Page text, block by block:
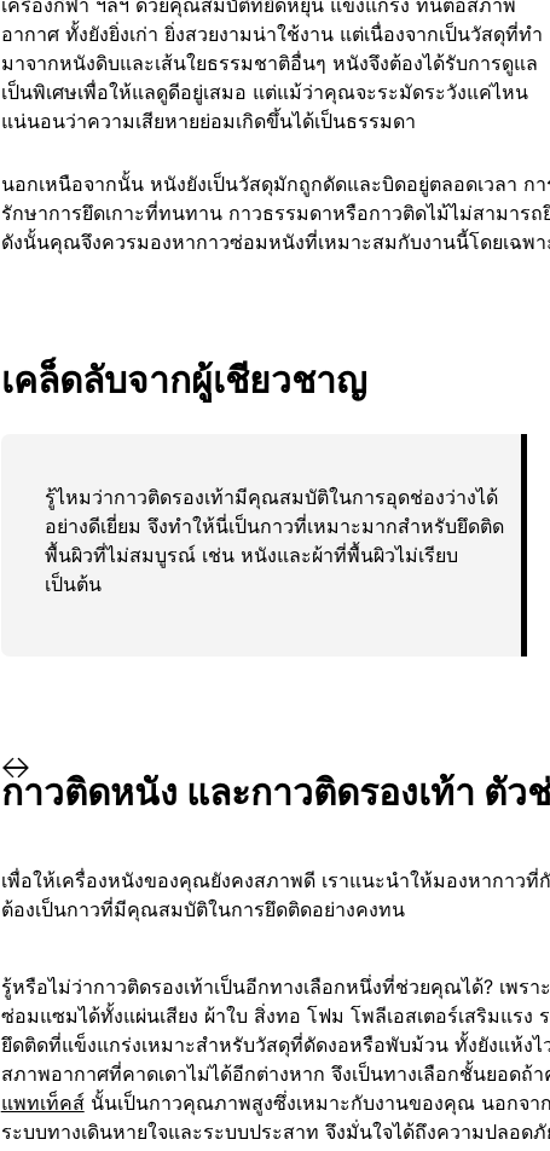
เครื่องกีฬา ฯลฯ ด้วยคุณสมบัติที่ยืดหยุ่น แข็งแกร่ง ทนต่อสภาพ
อากาศ ทั้งยังยิ่งเก่า ยิ่งสวยงามน่าใช้งาน แต่เนื่องจากเป็นวัสดุที่ทำ
มาจากหนังดิบและเส้นใยธรรมชาติอื่นๆ หนังจึงต้องได้รับการดูแล
เป็นพิเศษเพื่อให้แลดูดีอยู่เสมอ แต่แม้ว่าคุณจะระมัดระวังแค่ไหน
แน่นอนว่าความเสียหายย่อมเกิดขึ้นได้เป็นธรรมดา
นอกเหนือจากนั้น หนังยังเป็นวัสดุมักถูกดัดและบิดอยู่ตลอดเวลา
รักษาการยึดเกาะที่ทนทาน กาวธรรมดาหรือกาวติดไม้ไม่สามาร
ดังนั้นคุณจึงควรมองหากาวซ่อมหนังที่เหมาะสมกับงานนี้โดยเฉพา
เคล็ดลับจากผู้เชียวชาญ
รู้ไหมว่ากาวติดรองเท้ามีคุณสมบัติในการอุดช่องว่างได้
อย่างดีเยี่ยม จึงทำให้นี่เป็นกาวที่เหมาะมากสำหรับยึดติด
พื้นผิวที่ไม่สมบูรณ์ เช่น หนังและผ้าที่พื้นผิวไม่เรียบ
เป็นต้น
กาวติดหนัง และกาวติดรองเท้า ตัว
เพื่อให้เครื่องหนังของคุณยังคงสภาพดี เราแนะนำให้มองหากา
ต้องเป็นกาวที่มีคุณสมบัติในการยึดติดอย่างคงทน
รู้หรือไม่ว่ากาวติดรองเท้าเป็นอีกทางเลือกหนึ่งที่ช่วยคุณได้? เพร
ซ่อมแซมได้ทั้งแผ่นเสียง ผ้าใบ สิ่งทอ โฟม โพลีเอสเตอร์เสริมแรง
ยึดติดที่แข็งแกร่งเหมาะสำหรับวัสดุที่ดัดงอหรือพับม้วน ทั้งยังแห้ง
สภาพอากาศที่คาดเดาไม่ได้อีกต่างหาก จึงเป็นทางเลือกชั้นยอด
แพทเท็คส์นั้นเป็นกาวคุณภาพสูงซึ่งเหมาะกับงานของคุณ นอกจา
ระบบทางเดินหายใจและระบบประสาท จึงมั่นใจได้ถึงความปลอดภั